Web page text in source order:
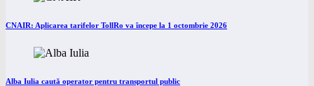
CNAIR: Aplicarea tarifelor TollRo va începe la 1 octombrie 2026
Alba Iulia caută operator pentru transportul public